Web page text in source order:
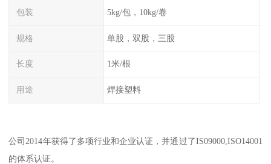
包装 5kg/包，10kg/卷
规格 单股，双股，三股
长度 1米/根
用途 焊接塑料
公司2014年获得了多项行业和企业认证，并通过了IS09000,ISO14001
的体系认证。